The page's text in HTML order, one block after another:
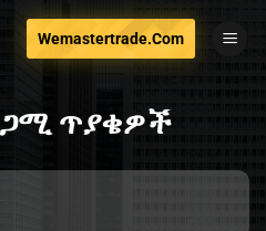
Wemastertrade.Com
ጥያቄዎች